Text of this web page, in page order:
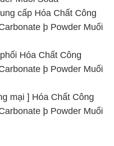
cấp Hóa Chất Công
þ Powder Muối
Hóa Chất Công
þ Powder Muối
mại ] Hóa Chất Công
þ Powder Muối